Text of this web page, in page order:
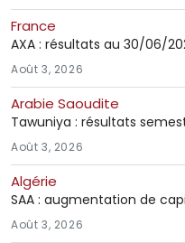
France
AXA : résultats au 30/06/
Août 3, 2026
Arabie Saoudite
Tawuniya : résultats
Août 3, 2026
Algérie
SAA : augmentation de
Août 3, 2026